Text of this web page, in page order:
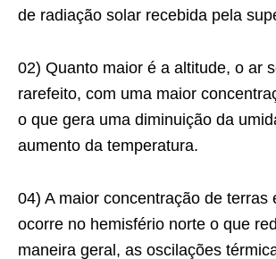
de radiação solar recebida pela
02) Quanto maior é a altitude, o ar
rarefeito, com uma maior
o que gera uma diminuição da
aumento da temperatura.
04) A maior concentração de terras
ocorre no hemisfério norte o que
maneira geral, as oscilações